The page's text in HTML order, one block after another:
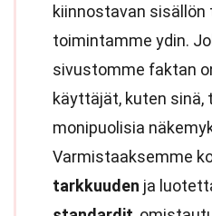
kiinnostavan
toimintamme ydin.
sivustomme faktan
käyttäjät, kuten sinä,
monipuolisia
Varmistaaksemme
tarkkuuden ja